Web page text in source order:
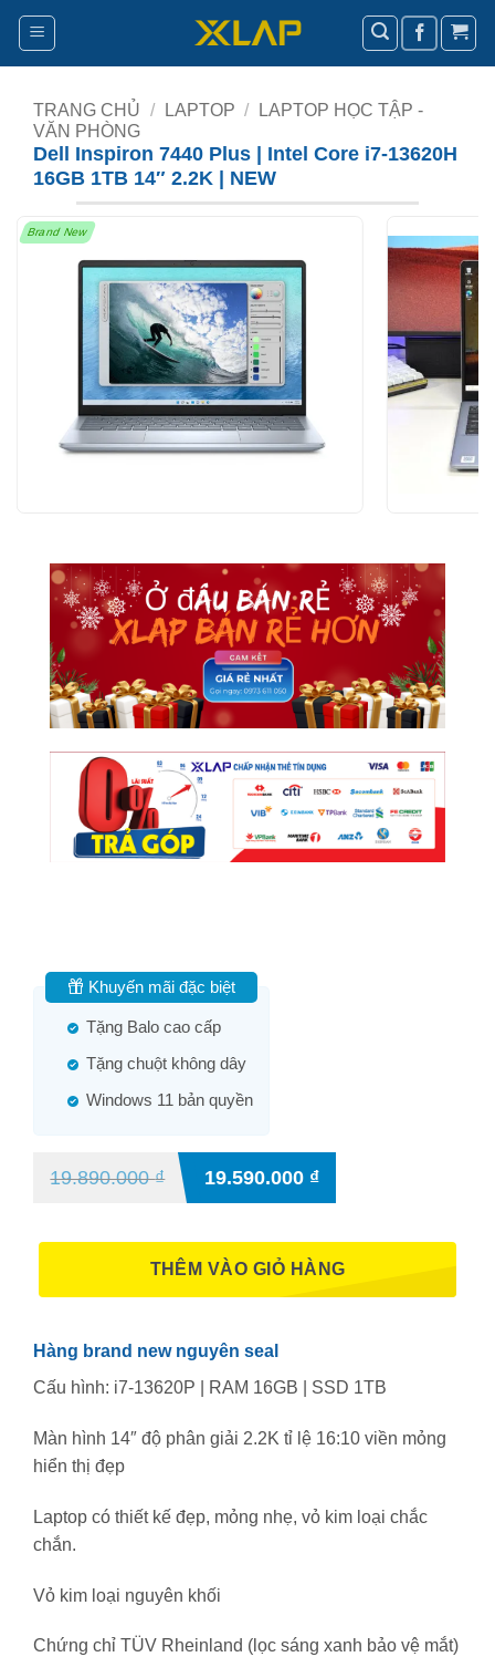
Bỏ
nội
TRANG CHỦ / LAPTOP /
LAPTOP HỌC TẬP -
VĂN PHÒNG
Dell Inspiron 7440 Plus | Intel Core i7-13620H
16GB 1TB 14″ 2.2K | NEW
Brand New
Khuyến mãi đặc biệt
Tặng Balo cao cấp
Tặng chuột không dây
Windows 11 bản quyền
19.890.000₫ 19.590.000 ₫
THÊM VÀO GIỎ HÀNG
Hàng brand new nguyên seal
Cấu hình: i7-13620P | RAM 16GB | SSD 1TB
Màn hình 14″ độ phân giải 2.2K tỉ lệ 16:10 viền mỏng
hiển thị đẹp
Laptop có thiết kế đẹp, mỏng nhẹ, vỏ kim loại chắc
chắn.
Vỏ kim loại nguyên khối
Chứng chỉ TÜV Rheinland (lọc sáng xanh bảo vệ mắt)